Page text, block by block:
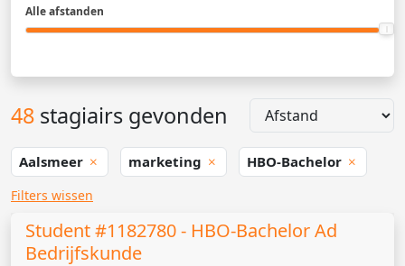
Alle afstanden
48 stagiairs gevonden
Aalsmeer marketing HBO-Bachelor
Filters wissen
Student #1182780 - HBO-Bachelor Ad
Bedrijfskunde